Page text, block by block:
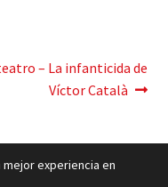
– La infanticida de
Víctor Català
experiencia en